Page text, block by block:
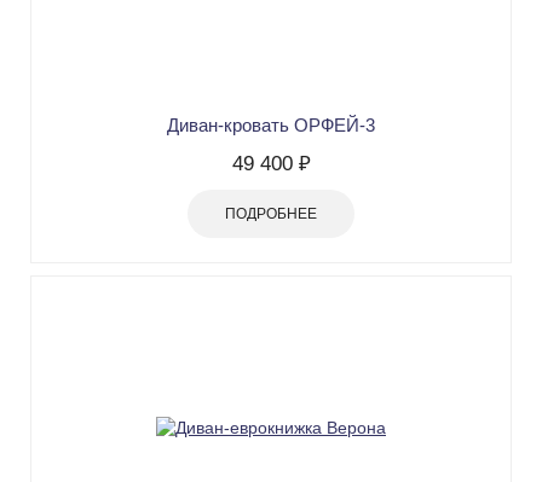
Диван-кровать ОРФЕЙ-3
49 400 ₽
ПОДРОБНЕЕ